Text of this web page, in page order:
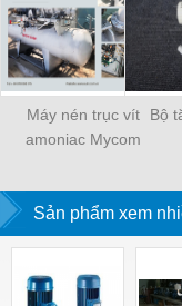
Máy nén trục vít
amoniac Mycom
Bộ
Sản phẩm xem